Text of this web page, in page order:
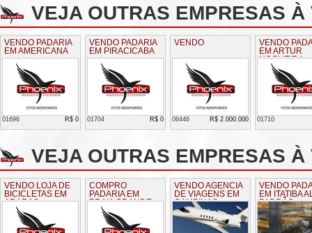
VEJA OUTRAS EMPRESAS
VENDO PADARIA
EM AMERICANA
01696 R$ 0
VENDO PADARIA
EM PIRACICABA
01704 R$ 0
VENDO
06446 R$ 2.000.000
VENDO
EM ARTUR
NOGUEIRA
01710
VEJA OUTRAS EMPRESAS
VENDO LOJA DE
BICICLETAS EM
ARARAS
COMPRO
PADARIA EM
PRAIA GRANDE
VENDO AGENCIA
DE VIAGENS EM
CAMPINAS
VENDO
EM ITATIBA
PADRÃO